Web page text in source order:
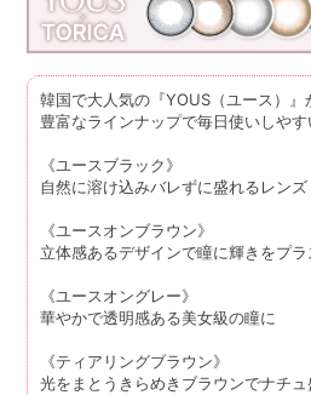
韓国で大人気の『YOUS（ユース）
豊富なラインナップで毎日使いしやす
《ユースブラック》
自然に溶け込みバレずに盛れるレンズ
《ユースオンブラウン》
立体感あるデザインで瞳に輝きをプラ
《ユースオングレー》
華やかで透明感ある美女級の瞳に
《ティアリングブラウン》
光をまとうきらめきブラウンでナチュ